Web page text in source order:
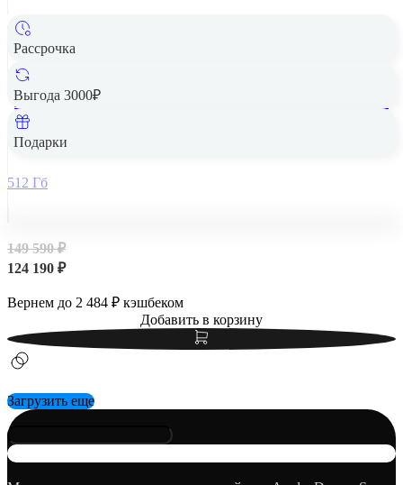
Рассрочка
Выгода 3000₽
Подарки
Apple iPad Air 13" (M2, 2024, 6 gen) Wi-Fi + Cellular 512Gb
512 Гб
149 590 ₽
124 190 ₽
Вернем до 2 484 ₽ кэшбеком
Добавить в корзину
Загрузить еще